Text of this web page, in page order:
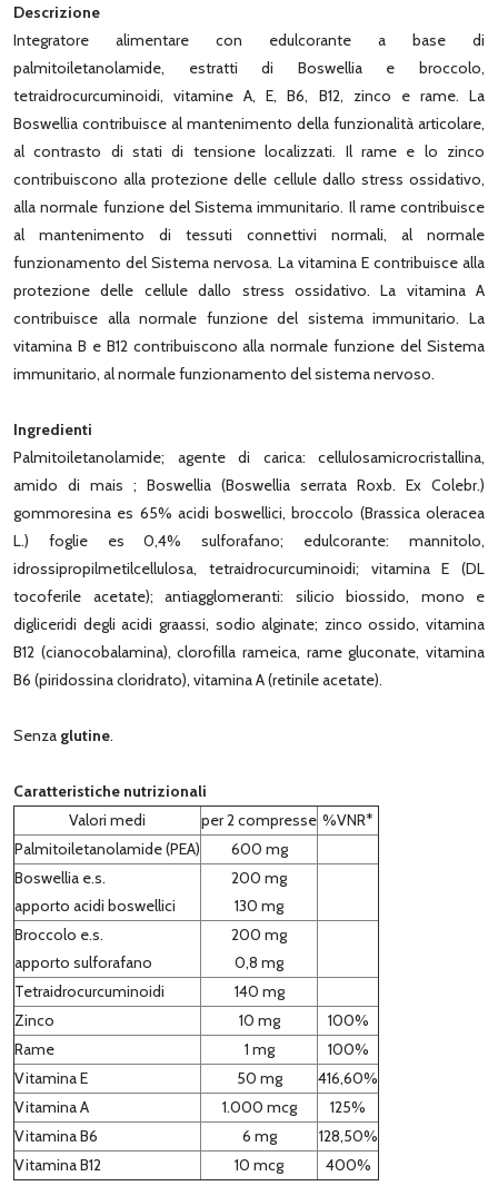
Descrizione
Integratore alimentare con edulcorante a base di
palmitoiletanolamide, estratti di Boswellia e broccolo,
tetraidrocurcuminoidi, vitamine A, E, B6, B12, zinco e rame. La
Boswellia contribuisce al mantenimento della funzionalità articolare,
al contrasto di stati di tensione localizzati. Il rame e lo zinco
contribuiscono alla protezione delle cellule dallo stress ossidativo,
alla normale funzione del Sistema immunitario. Il rame contribuisce
al mantenimento di tessuti connettivi normali, al normale
funzionamento del Sistema nervosa. La vitamina E contribuisce alla
protezione delle cellule dallo stress ossidativo. La vitamina A
contribuisce alla normale funzione del sistema immunitario. La
vitamina B e B12 contribuiscono alla normale funzione del Sistema
immunitario, al normale funzionamento del sistema nervoso.
Ingredienti
Palmitoiletanolamide; agente di carica: cellulosamicrocristallina,
amido di mais ; Boswellia (Boswellia serrata Roxb. Ex Colebr.)
gommoresina es 65% acidi boswellici, broccolo (Brassica oleracea
L.) foglie es 0,4% sulforafano; edulcorante: mannitolo,
idrossipropilmetilcellulosa, tetraidrocurcuminoidi; vitamina E (DL
tocoferile acetate); antiagglomeranti: silicio biossido, mono e
digliceridi degli acidi graassi, sodio alginate; zinco ossido, vitamina
B12 (cianocobalamina), clorofilla rameica, rame gluconate, vitamina
B6 (piridossina cloridrato), vitamina A (retinile acetate).
Senza glutine.
Caratteristiche nutrizionali
Valori medi
per 2 compresse %VNR*
Palmitoiletanolamide (PEA)
600 mg
Boswellia e.s.
apporto acidi boswellici
200 mg
130 mg
Broccolo e.s.
apporto sulforafano
200 mg
0,8 mg
Tetraidrocurcuminoidi
140 mg
Zinco
10 mg
100%
Rame
1 mg
100%
Vitamina E
50 mg
416,60%
Vitamina A
1.000 mcg
125%
Vitamina B6
6 mg
128,50%
Vitamina B12
10 mcg
400%